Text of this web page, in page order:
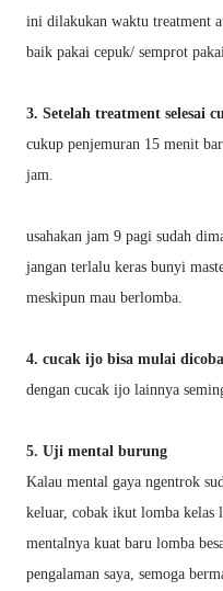
ini dilakukan waktu treatment
baik pakai cepuk/ semprot
3. Setelah treatment selesai
cukup penjemuran 15 menit
jam.
usahakan jam 9 pagi sudah
jangan terlalu keras bunyi
meskipun mau berlomba.
4. cucak ijo bisa mulai dicoba
dengan cucak ijo lainnya
5. Uji mental burung
Kalau mental gaya ngentrok
keluar, cobak ikut lomba kelas
mentalnya kuat baru lomba
pengalaman saya, semoga